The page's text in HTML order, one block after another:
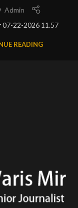
Admin
07-22-2026 11.57
READING